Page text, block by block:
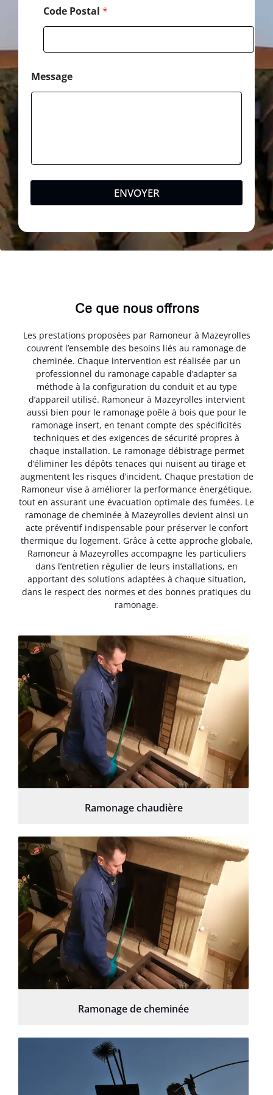
Code Postal *
Message
ENVOYER
Ce que nous offrons
Les prestations proposées par Ramoneur à Mazeyrolles
couvrent l’ensemble des besoins liés au ramonage de
cheminée. Chaque intervention est réalisée par un
professionnel du ramonage capable d’adapter sa
méthode à la configuration du conduit et au type
d’appareil utilisé. Ramoneur à Mazeyrolles intervient
aussi bien pour le ramonage poêle à bois que pour le
ramonage insert, en tenant compte des spécificités
techniques et des exigences de sécurité propres à
chaque installation. Le ramonage débistrage permet
d’éliminer les dépôts tenaces qui nuisent au tirage et
augmentent les risques d’incident. Chaque prestation de
Ramoneur vise à améliorer la performance énergétique,
tout en assurant une évacuation optimale des fumées. Le
ramonage de cheminée à Mazeyrolles devient ainsi un
acte préventif indispensable pour préserver le confort
thermique du logement. Grâce à cette approche globale,
Ramoneur à Mazeyrolles accompagne les particuliers
dans l’entretien régulier de leurs installations, en
apportant des solutions adaptées à chaque situation,
dans le respect des normes et des bonnes pratiques du
ramonage.
Ramonage chaudière
Ramonage de cheminée